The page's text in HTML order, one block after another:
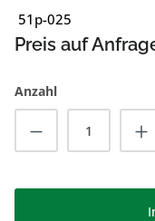
51p-025
Preis auf
Anzahl
Produkt